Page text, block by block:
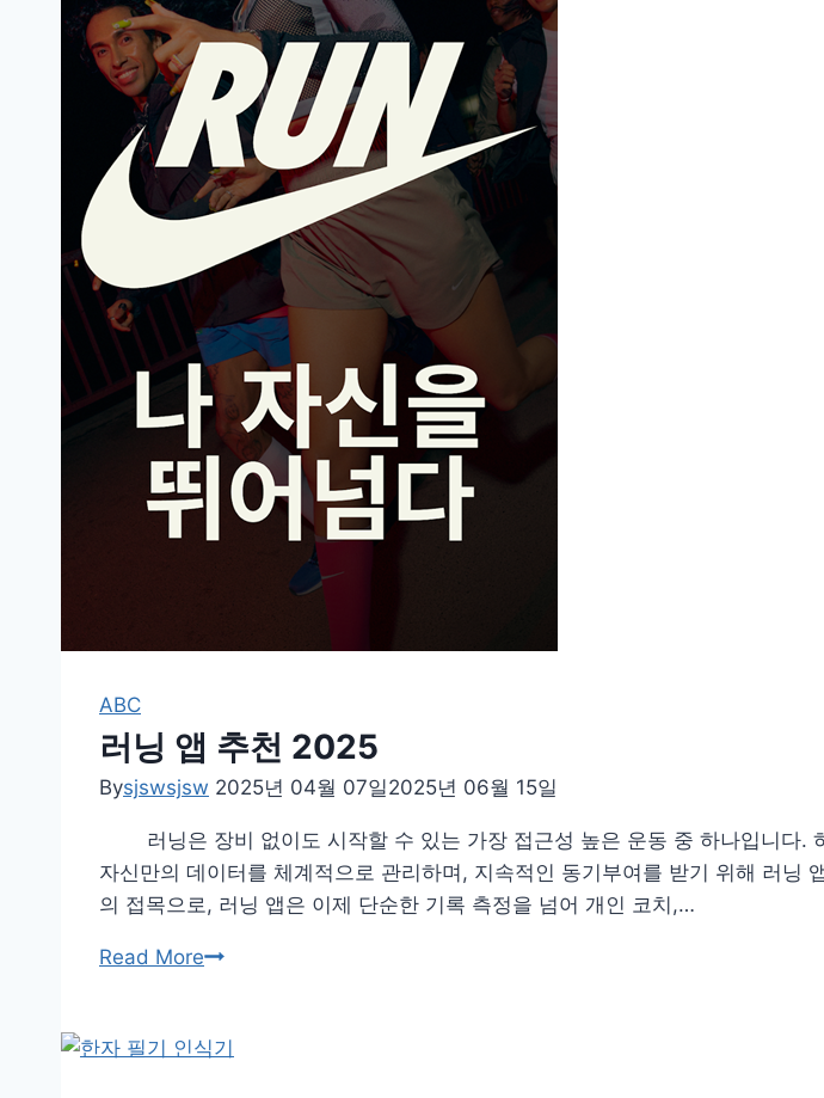
ABC
러닝 앱 추천 2025
Bysjswsjsw 2025년 04월 07일2025년 06월 15일
러닝은 장비 없이도 시작할 수 있는 가장 접근성 높은 운동 중 하나입니다.
자신만의 데이터를 체계적으로 관리하며, 지속적인 동기부여를 받기 위해 러닝
의 접목으로, 러닝 앱은 이제 단순한 기록 측정을 넘어 개인 코치,…
Read More러
추